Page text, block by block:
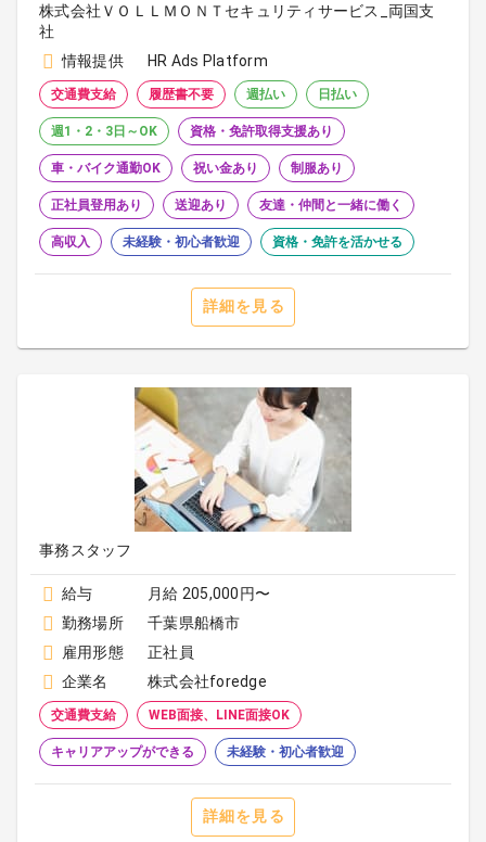
株式会社ＶＯＬＬＭＯＮＴセキュリティサービス_両国支
社
情報提供
HR Ads Platform
交通費支給 履歴書不要 週払い 日払い
週1・2・3日～OK 資格・免許取得支援あり
車・バイク通勤OK 祝い金あり 制服あり
正社員登用あり 送迎あり 友達・仲間と一緒に働く
高収入 未経験・初心者歓迎 資格・免許を活かせる
詳細を見る
事務スタッフ
給与
月給 205,000円〜
勤務場所
千葉県船橋市
雇用形態
正社員
企業名
株式会社foredge
交通費支給 WEB面接、LINE面接OK
キャリアアップができる 未経験・初心者歓迎
詳細を見る